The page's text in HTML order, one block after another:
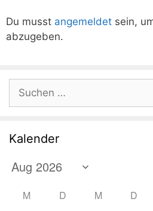
Du musst angemeldet sein,
abzugeben.
Suchen
nach:
Kalender
M D M D